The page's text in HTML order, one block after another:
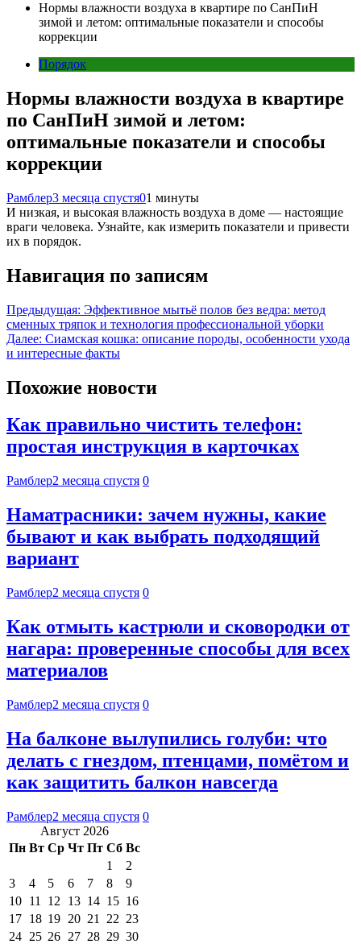
Нормы влажности воздуха в квартире по СанПиН
зимой и летом: оптимальные показатели и способы
коррекции
Порядок
Нормы влажности воздуха в квартире
по СанПиН зимой и летом:
оптимальные показатели и способы
коррекции
Рамблер3 месяца спустя01 минуты
И низкая, и высокая влажность воздуха в доме — настоящие
враги человека. Узнайте, как измерить показатели и привести
их в порядок.
Навигация по записям
Предыдущая: Эффективное мытьё полов без ведра: метод
сменных тряпок и технология профессиональной уборки
Далее: Сиамская кошка: описание породы, особенности ухода
и интересные факты
Похожие новости
Как правильно чистить телефон:
простая инструкция в карточках
Рамблер2 месяца спустя 0
Наматрасники: зачем нужны, какие
бывают и как выбрать подходящий
вариант
Рамблер2 месяца спустя 0
Как отмыть кастрюли и сковородки от
нагара: проверенные способы для всех
материалов
Рамблер2 месяца спустя 0
На балконе вылупились голуби: что
делать с гнездом, птенцами, помётом и
как защитить балкон навсегда
Рамблер2 месяца спустя 0
Август 2026
Пн Вт Ср Чт Пт Сб Вс
1
2
3
4 5 6 7 8
9
10 11 12 13 14 15 16
17 18 19 20 21 22 23
24 25 26 27 28 29 30